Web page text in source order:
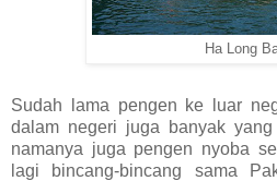
Ha Long
Sudah lama pengen ke luar
dalam negeri juga banyak
namanya juga pengen nyoba
lagi bincang-bincang sama